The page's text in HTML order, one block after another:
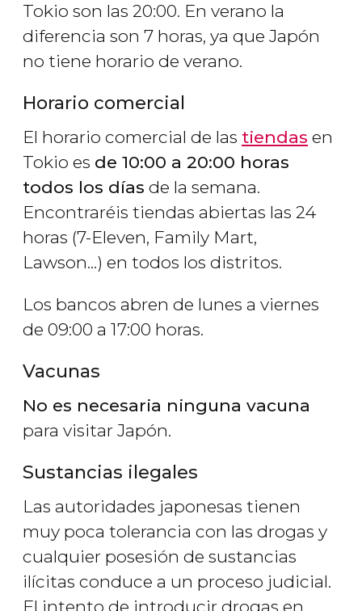
Tokio son las 20:00. En verano la
diferencia son 7 horas, ya que Japón
no tiene horario de verano.
Horario comercial
El horario comercial de las tiendas en
Tokio es de 10:00 a 20:00 horas
todos los días de la semana.
Encontraréis tiendas abiertas las 24
horas (7-Eleven, Family Mart,
Lawson...) en todos los distritos.
Los bancos abren de lunes a viernes
de 09:00 a 17:00 horas.
Vacunas
No es necesaria ninguna vacuna
para visitar Japón.
Sustancias ilegales
Las autoridades japonesas tienen
muy poca tolerancia con las drogas y
cualquier posesión de sustancias
ilícitas conduce a un proceso judicial.
El intento de introducir drogas en